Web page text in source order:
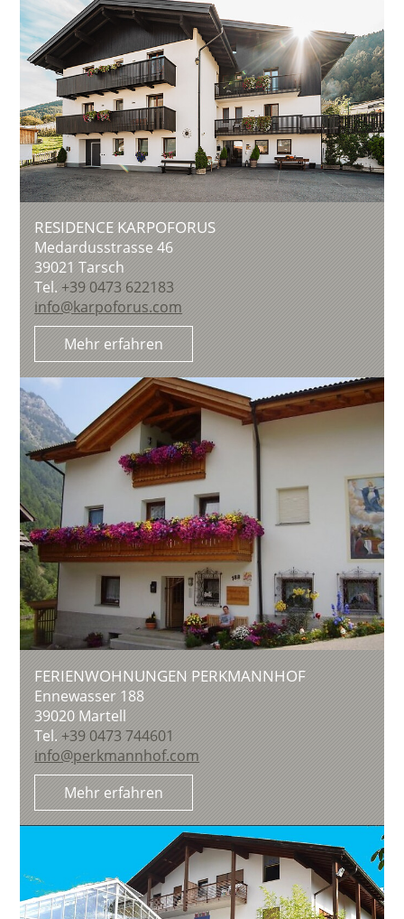
RESIDENCE KARPOFORUS
Medardusstrasse 46
39021 Tarsch
Tel. +39 0473 622183
info@karpoforus.com
Mehr erfahren
FERIENWOHNUNGEN PERKMANNHOF
Ennewasser 188
39020 Martell
Tel.+39 0473 744601
info@perkmannhof.com
Mehr erfahren